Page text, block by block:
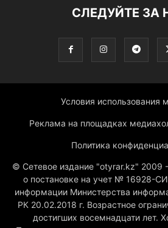
СЛЕДУЙТЕ ЗА
Условия использования
Реклама на площадках
Политика
© Сетевое издание "otyrar.kz" 2009
о постановке на учет № 16928-
информации Министерства
РК 20.02.2018 г. Возрастное
достигших восемнадцати лет.